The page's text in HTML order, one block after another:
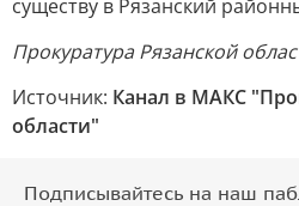
существу в Рязанский
Прокуратура Рязанской
Источник: Канал в МАКС
области"
Подписывайтесь на наш